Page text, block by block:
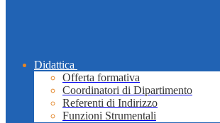
Didattica
Offerta formativa
Coordinatori di Dipartimento
Referenti di Indirizzo
Funzioni Strumentali